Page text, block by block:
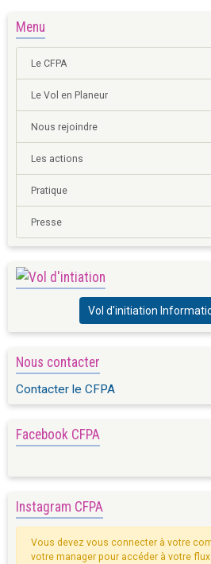
Menu
Le CFPA
Le Vol en Planeur
Nous rejoindre
Les actions
Pratique
Presse
Vol d'initiation
Nous contacter
Contacter le CFPA
Facebook CFPA
Instagram CFPA
Vous devez vous connecter à votre
votre manager pour accéder à votre flux